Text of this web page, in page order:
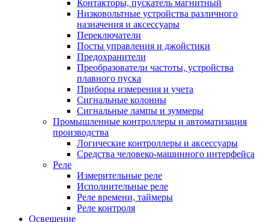
Контакторы, пускатель магнитный
Низковольтные устройства различного
назначения и аксессуары
Переключатели
Посты управления и джойстики
Предохранители
Преобразователи частоты, устройства
плавного пуска
Приборы измерения и учета
Сигнальные колонны
Сигнальные лампы и зуммеры
Промышленные контроллеры и автоматизация
производства
Логические контроллеры и аксессуары
Средства человеко-машинного интерфейса
Реле
Измерительные реле
Исполнительные реле
Реле времени, таймеры
Реле контроля
Освещение